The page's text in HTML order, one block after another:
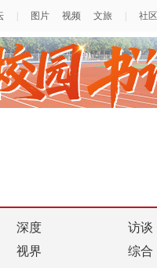
深度 访谈
视界 综合